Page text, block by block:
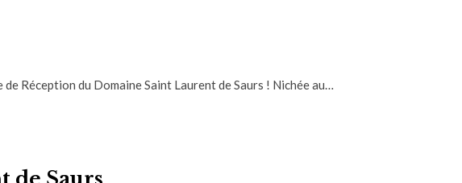
Réception du Domaine Saint Laurent de Saurs ! Nichée au…